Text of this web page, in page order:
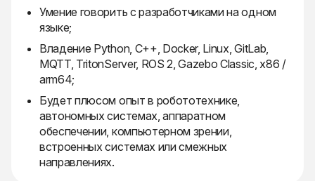
Умение говорить с разработчиками на одном
языке;
Владение Python, C++, Docker, Linux, GitLab,
MQTT, TritonServer, ROS 2, Gazebo Classic, x86 /
arm64;
Будет плюсом опыт в робототехнике,
автономных системах, аппаратном
обеспечении, компьютерном зрении,
встроенных системах или смежных
направлениях.